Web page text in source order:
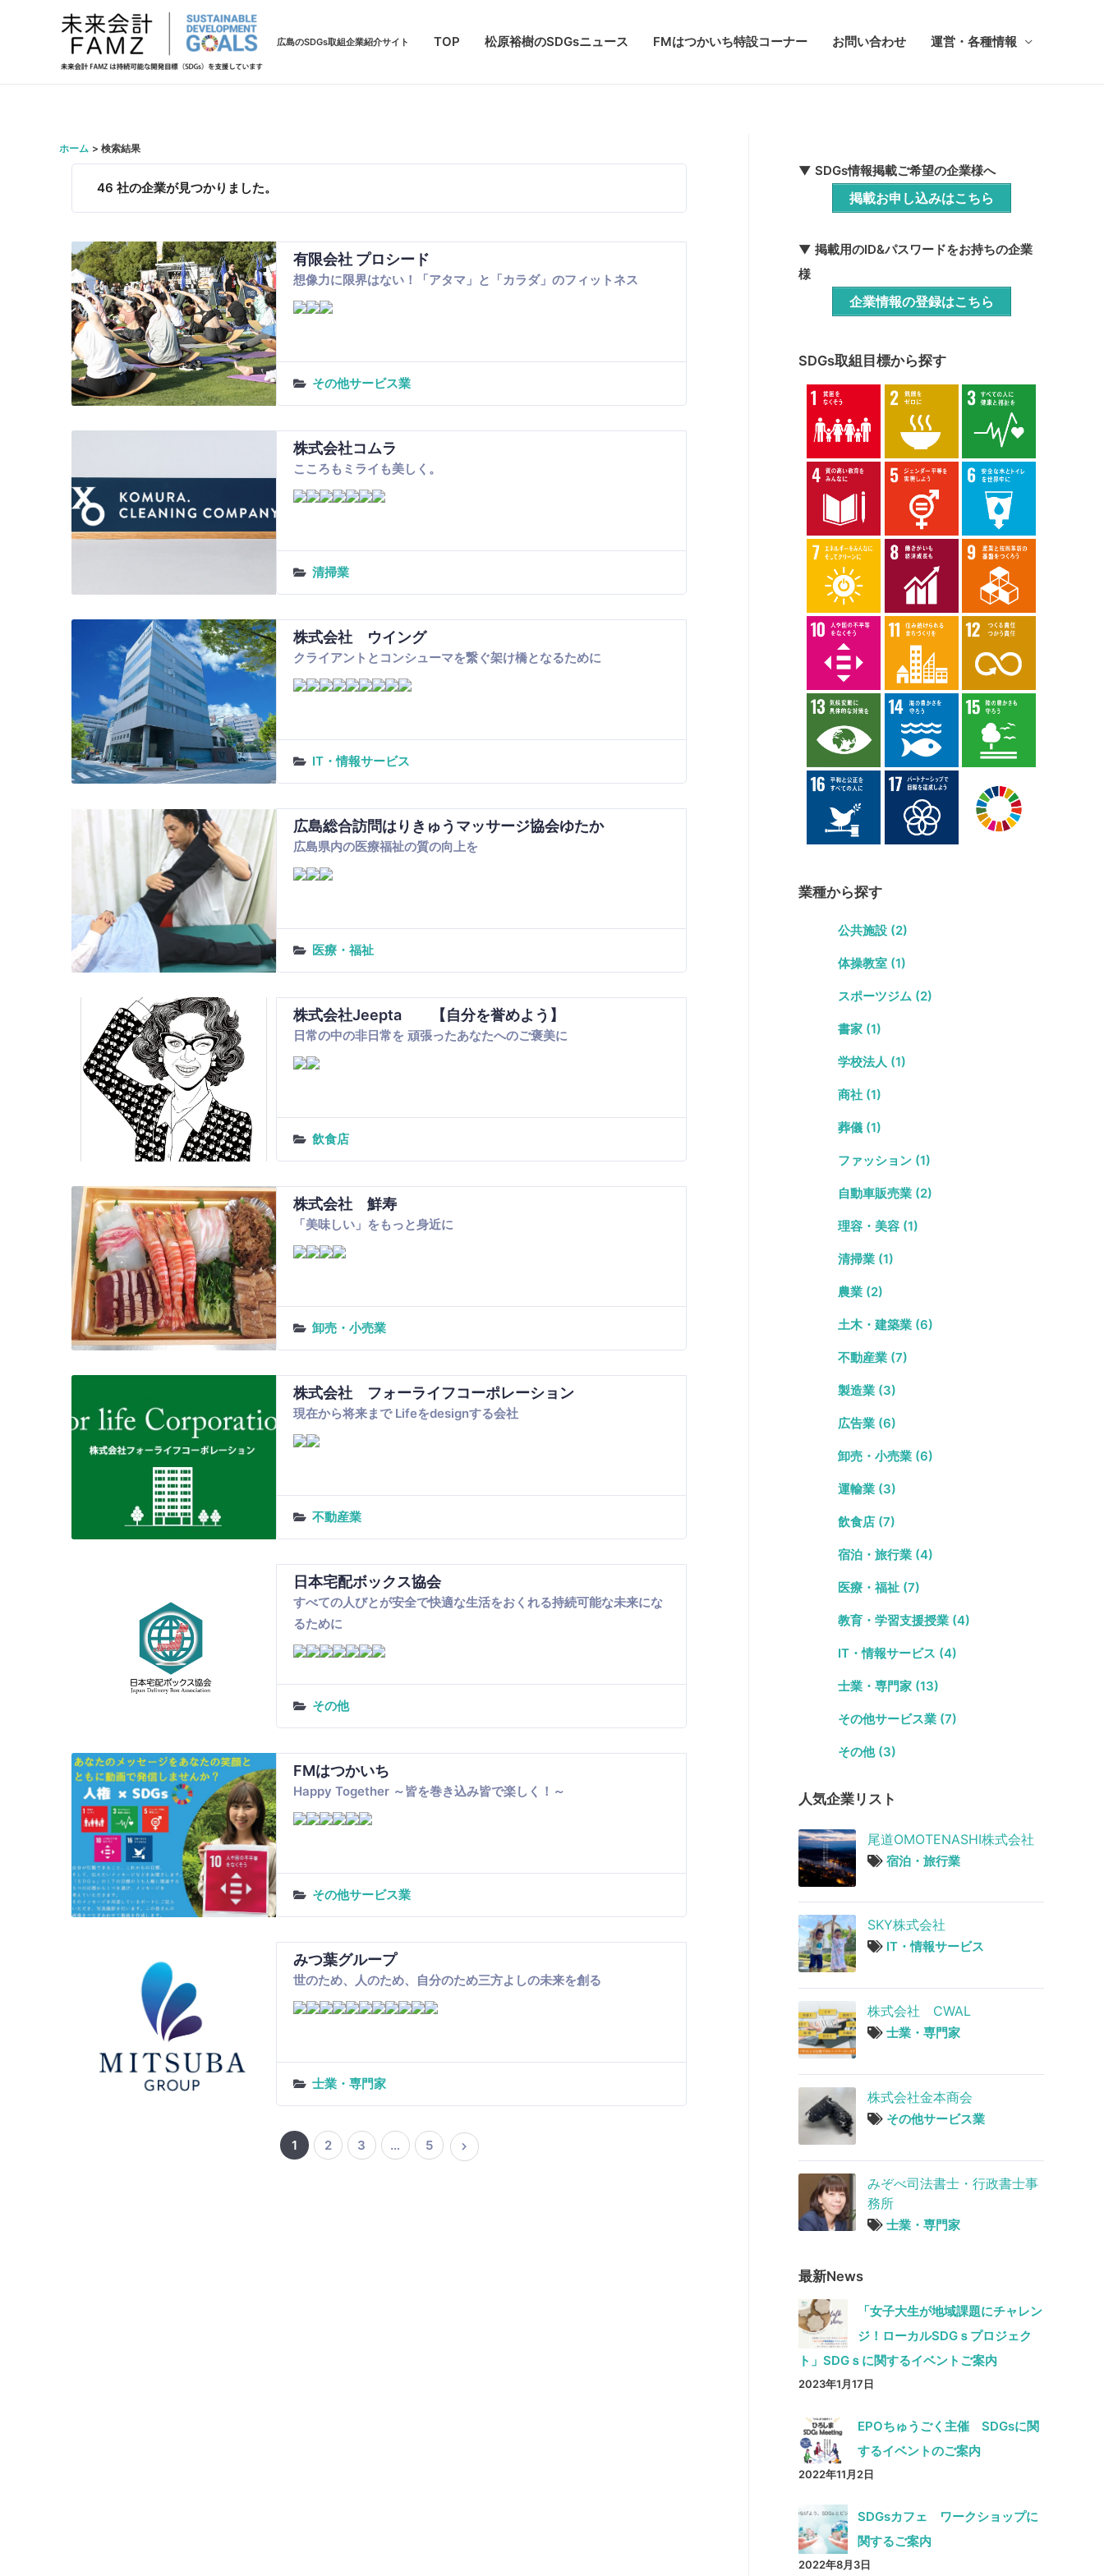
広島のSDGs取組企業紹介サイト TOP 松原裕樹のSDGsニュース FMはつかいち特設コーナー お問い合わせ 運営・各種情報
ホーム 検索結果
46 社の企業が見つかりました。
有限会社 プロシード
想像力に限界はない！「アタマ」と「カラダ」のフィットネス
その他サービス業
株式会社コムラ
こころもミライも美しく。
清掃業
株式会社 ウイング
クライアントとコンシューマを繋ぐ架け橋となるために
IT・情報サービス
広島総合訪問はりきゅうマッサージ協会ゆたか
広島県内の医療福祉の質の向上を
医療・福祉
株式会社Jeepta 【自分を誉めよう】
日常の中の非日常を 頑張ったあなたへのご褒美に
飲食店
株式会社 鮮寿
「美味しい」をもっと身近に
卸売・小売業
株式会社 フォーライフコーポレーション
現在から将来まで Lifeをdesignする会社
不動産業
日本宅配ボックス協会
すべての人びとが安全で快適な生活をおくれる持続可能な未来にな
るために
その他
FMはつかいち
Happy Together ～皆を巻き込み皆で楽しく！～
その他サービス業
みつ葉グループ
世のため、人のため、自分のため三方よしの未来を創る
士業・専門家
1 2 3 … 5
▼ SDGs情報掲載ご希望の企業様へ
掲載お申し込みはこちら
▼ 掲載用のID&パスワードをお持ちの企業
様
企業情報の登録はこちら
SDGs取組目標から探す
業種から探す
公共施設 (2)
体操教室 (1)
スポーツジム (2)
書家 (1)
学校法人 (1)
商社 (1)
葬儀 (1)
ファッション (1)
自動車販売業 (2)
理容・美容 (1)
清掃業 (1)
農業 (2)
土木・建築業 (6)
不動産業 (7)
製造業 (3)
広告業 (6)
卸売・小売業 (6)
運輸業 (3)
飲食店 (7)
宿泊・旅行業 (4)
医療・福祉 (7)
教育・学習支援授業 (4)
IT・情報サービス (4)
士業・専門家 (13)
その他サービス業 (7)
その他 (3)
人気企業リスト
尾道OMOTENASHI株式会社
宿泊・旅行業
SKY株式会社
IT・情報サービス
株式会社 CWAL
士業・専門家
株式会社金本商会
その他サービス業
みぞべ司法書士・行政書士事
務所
士業・専門家
最新News
「女子大生が地域課題にチャレン
ジ！ローカルSDGｓプロジェク
ト」SDGｓに関するイベントご案内
2023年1月17日
EPOちゅうごく主催 SDGsに関
するイベントのご案内
2022年11月2日
SDGsカフェ ワークショップに
関するご案内
2022年8月3日